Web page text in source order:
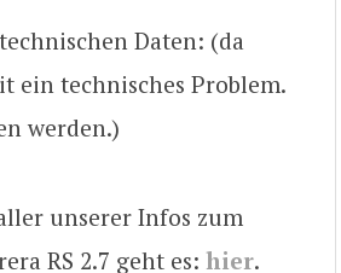
Daten: (da
ein technisches Problem.
werden.)
unserer Infos zum
RS 2.7 geht es: hier.